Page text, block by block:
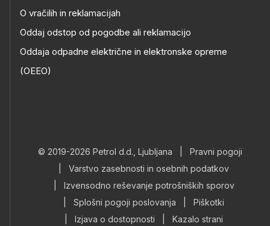
O vračilih in reklamacijah
Oddaj odstop od pogodbe ali reklamacijo
Oddaja odpadne električne in elektronske opreme
(OEEO)
© 2019-2026 Petrol d.d., Ljubljana
Pravni pogoji
Varstvo zasebnosti in osebnih podatkov
Izvensodno reševanje potrošniških sporov
Splošni pogoji poslovanja
Piškotki
Izjava o dostopnosti Kazalo strani